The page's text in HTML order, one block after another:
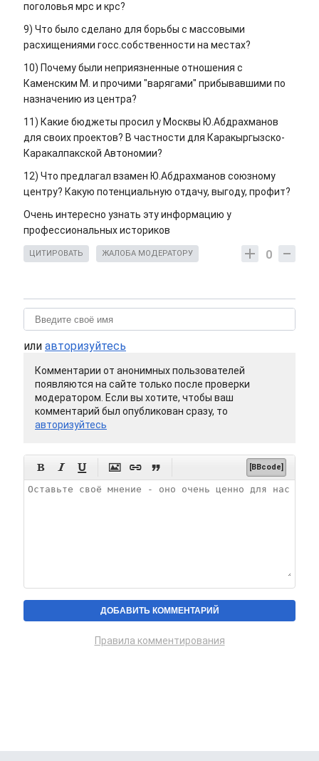
поголовья мрс и крс?
9) Что было сделано для борьбы с массовыми
расхищениями госс.собственности на местах?
10) Почему были неприязненные отношения с
Каменским М. и прочими "варягами" прибывавшими по
назначению из центра?
11) Какие бюджеты просил у Москвы Ю.Абдрахманов
для своих проектов? В частности для Каракыргызско-
Каракалпакской Автономии?
12) Что предлагал взамен Ю.Абдрахманов союзному
центру? Какую потенциальную отдачу, выгоду, профит?
Очень интересно узнать эту информацию у
профессиональных историков
0
ЦИТИРОВАТЬ ЖАЛОБА МОДЕРАТОРУ
или авторизуйтесь
Комментарии от анонимных пользователей
появляются на сайте только после проверки
модератором. Если вы хотите, чтобы ваш
комментарий был опубликован сразу, то
авторизуйтесь
      [BBcode]
Правила комментирования